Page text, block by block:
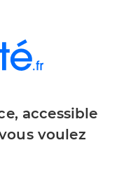
accessible
voulez